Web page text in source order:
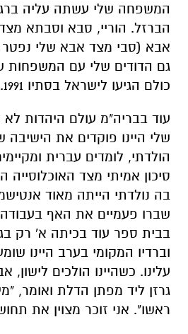
המשפחה שלי עשתה עליה
הברזל. הוריי, סבא וסבתא
אבא (סבי מצד אבא שלי נפטר
גם הדודים שלי עם המשפחות
כולם הגיעו לישראל בסתיו 1991.
עוד בבריה"מ עולם היהדות לא
שלי היינו פוקדים את הישיבה
הולדתי, לומדים עברית
סיכון אמיתי מצד האוכלוסייה
בה נולדתי הייתה מאוד
שברו פעמיים את האף בעבודה,
בבית ספר עוד בכיתה א' רק
וברדיו המקומי בערב היינו
עלינו. כשהיינו הולכים לישון,
גרזן ליד מפתן הדלת ואומר,
ראשו". אני זוכר מצוין את